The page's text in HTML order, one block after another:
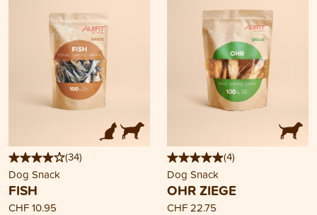
(34)
Dog Snack
FISH
CHF 10.95
(4)
Dog Snack
OHR ZIEGE
CHF 22.75